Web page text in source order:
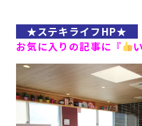
★ステキライフHP★
お気に入りの記事に『